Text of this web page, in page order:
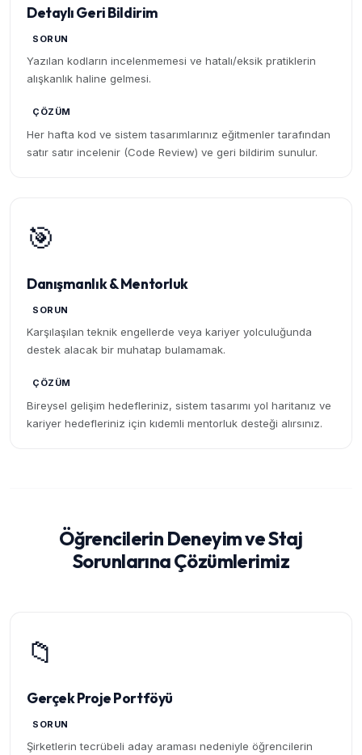
Detaylı Geri Bildirim
SORUN
Yazılan kodların incelenmemesi ve hatalı/eksik pratiklerin
alışkanlık haline gelmesi.
ÇÖZÜM
Her hafta kod ve sistem tasarımlarınız eğitmenler tarafından
satır satır incelenir (Code Review) ve geri bildirim sunulur.
🎯
Danışmanlık & Mentorluk
SORUN
Karşılaşılan teknik engellerde veya kariyer yolculuğunda
destek alacak bir muhatap bulamamak.
ÇÖZÜM
Bireysel gelişim hedefleriniz, sistem tasarımı yol haritanız ve
kariyer hedefleriniz için kıdemli mentorluk desteği alırsınız.
Öğrencilerin Deneyim ve Staj
Sorunlarına Çözümlerimiz
📁
Gerçek Proje Portföyü
SORUN
Şirketlerin tecrübeli aday araması nedeniyle öğrencilerin